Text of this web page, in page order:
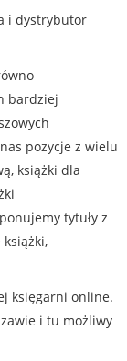
i dystrybutor
bardziej
pozycje z wielu
książki dla
tytuły z
księgarni online.
i tu możliwy